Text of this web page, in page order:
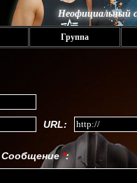
Неофициальный
Группа
URL:
Сообщение*: